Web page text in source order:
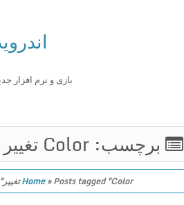
اندروید
بازی و نرم افزار جدید
برچسب: Color تغییر
Home»Posts tagged "Color تغییر"